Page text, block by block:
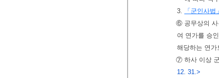
3.
「군인사법
⑥ 공무상의 사
여 연가를 승
해당하는 연
⑦ 하사 이상
12. 31.>